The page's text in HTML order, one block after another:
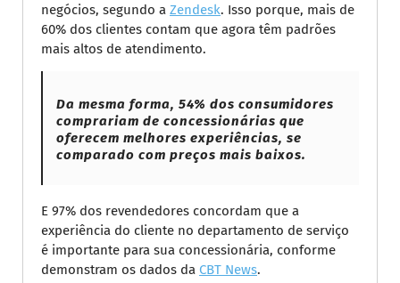
negócios, segundo a Zendesk. Isso porque, mais de
60% dos clientes contam que agora têm padrões
mais altos de atendimento.
Da mesma forma, 54% dos consumidores
comprariam de concessionárias que
oferecem melhores experiências, se
comparado com preços mais baixos.
E 97% dos revendedores concordam que a
experiência do cliente no departamento de serviço
é importante para sua concessionária, conforme
demonstram os dados da CBT News.